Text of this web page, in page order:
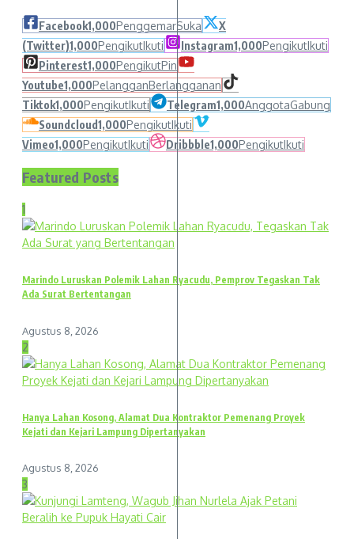
Facebook1,000PenggemarSuka
X
(Twitter)1,000PengikutIkuti Instagram1,000PengikutIkuti
Pinterest1,000PengikutPin
Youtube1,000PelangganBerlangganan
Tiktok1,000PengikutIkuti Telegram1,000AnggotaGabung
Soundcloud1,000PengikutIkuti
Vimeo1,000PengikutIkuti Dribbble1,000PengikutIkuti
Featured Posts
1
Marindo Luruskan Polemik Lahan Ryacudu, Pemprov Tegaskan Tak
Ada Surat Bertentangan
Agustus 8, 2026
2
Hanya Lahan Kosong, Alamat Dua Kontraktor Pemenang Proyek
Kejati dan Kejari Lampung Dipertanyakan
Agustus 8, 2026
3